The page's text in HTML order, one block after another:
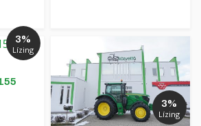
3%
Lízing
3%
Lízing